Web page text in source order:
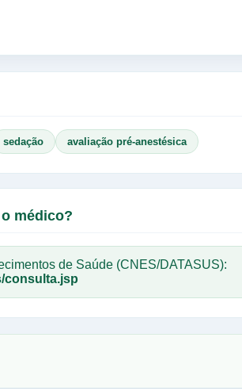
sedação avaliação pré-anestésica
médico?
de Saúde (CNES/DATASUS):
consulta.jsp